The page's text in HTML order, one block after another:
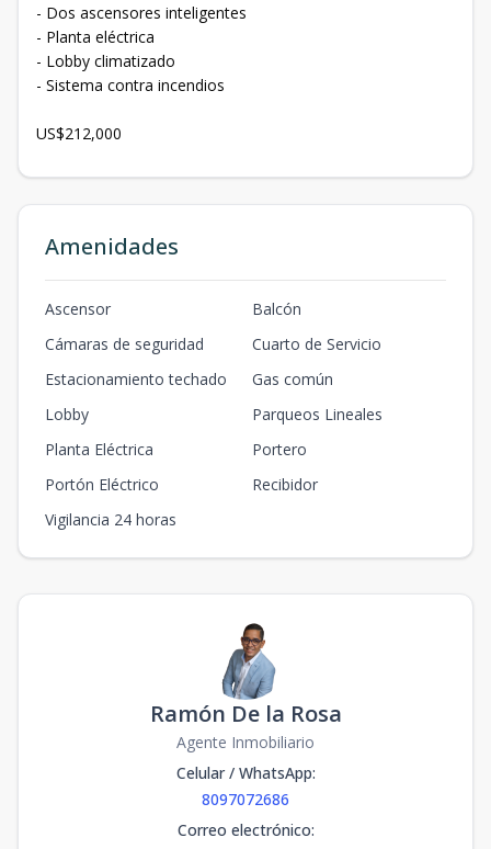
- Dos ascensores inteligentes
- Planta eléctrica
- Lobby climatizado
- Sistema contra incendios
US$212,000
Amenidades
Ascensor
Balcón
Cámaras de seguridad
Cuarto de Servicio
Estacionamiento techado
Gas común
Lobby
Parqueos Lineales
Planta Eléctrica
Portero
Portón Eléctrico
Recibidor
Vigilancia 24 horas
Ramón De la Rosa
Agente Inmobiliario
Celular / WhatsApp:
8097072686
Correo electrónico: